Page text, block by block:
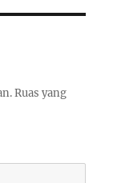
Ruas yang